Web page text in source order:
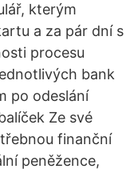
kterým
a za pár dní s
procesu
bank
po odeslání
Ze své
finanční
peněžence,